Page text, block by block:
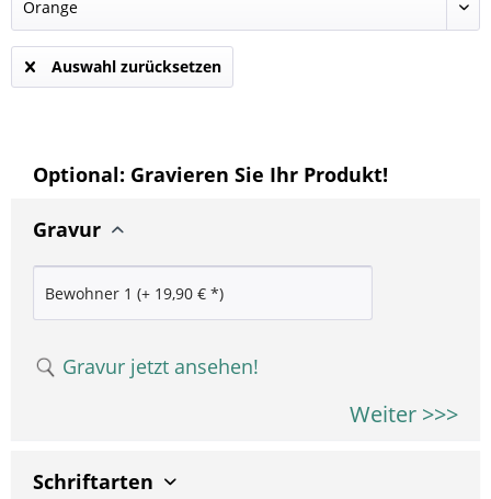
Auswahl zurücksetzen
Optional: Gravieren Sie Ihr Produkt!
Gravur
Gravur jetzt ansehen!
Weiter >>>
Schriftarten